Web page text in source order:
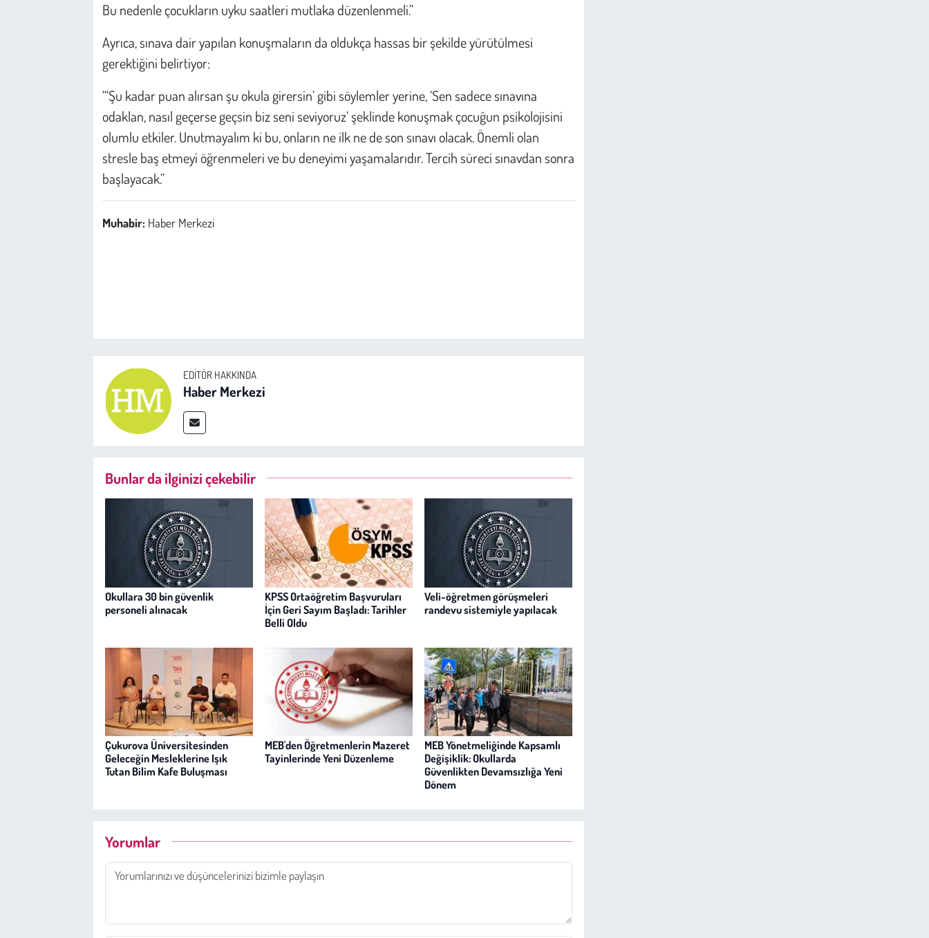
Bu nedenle çocukların uyku saatleri mutlaka düzenlenmeli.”
Ayrıca, sınava dair yapılan konuşmaların da oldukça hassas bir şekilde yürütülmesi
gerektiğini belirtiyor:
“‘Şu kadar puan alırsan şu okula girersin’ gibi söylemler yerine, ‘Sen sadece sınavına
odaklan, nasıl geçerse geçsin biz seni seviyoruz’ şeklinde konuşmak çocuğun psikolojisini
olumlu etkiler. Unutmayalım ki bu, onların ne ilk ne de son sınavı olacak. Önemli olan
stresle baş etmeyi öğrenmeleri ve bu deneyimi yaşamalarıdır. Tercih süreci sınavdan sonra
başlayacak.”
Muhabir: Haber Merkezi
EDITÖR HAKKINDA
Haber Merkezi
Bunlar da ilginizi çekebilir
Okullara 30 bin güvenlik
personeli alınacak
KPSS Ortaöğretim Başvuruları
İçin Geri Sayım Başladı: Tarihler
Belli Oldu
Veli-öğretmen görüşmeleri
randevu sistemiyle yapılacak
Çukurova Üniversitesinden
Geleceğin Mesleklerine Işık
Tutan Bilim Kafe Buluşması
MEB'den Öğretmenlerin Mazeret
Tayinlerinde Yeni Düzenleme
MEB Yönetmeliğinde Kapsamlı
Değişiklik: Okullarda
Güvenlikten Devamsızlığa Yeni
Dönem
Yorumlar